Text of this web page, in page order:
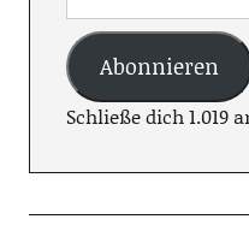
Abonnieren
Schließe dich 1.019